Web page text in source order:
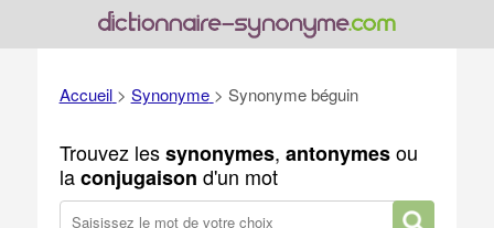
Accueil > Synonyme > Synonyme béguin
Trouvez lessynonymes, antonymesou
laconjugaison d'un mot